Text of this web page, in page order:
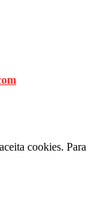
cookies.